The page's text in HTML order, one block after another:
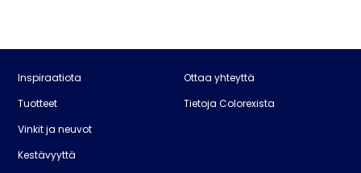
Inspiraatiota
Tuotteet
Vinkit ja neuvot
Kestävyyttä
Ottaa yhteyttä
Tietoja Colorexista